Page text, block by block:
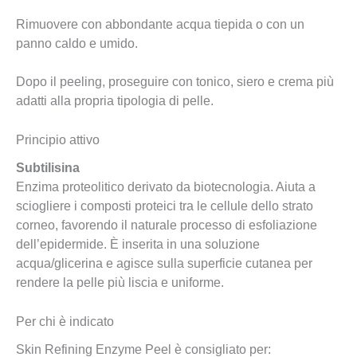
Rimuovere con abbondante acqua tiepida o con un
panno caldo e umido.
Dopo il peeling, proseguire con tonico, siero e crema più
adatti alla propria tipologia di pelle.
Principio attivo
Subtilisina
Enzima proteolitico derivato da biotecnologia. Aiuta a
sciogliere i composti proteici tra le cellule dello strato
corneo, favorendo il naturale processo di esfoliazione
dell’epidermide. È inserita in una soluzione
acqua/glicerina e agisce sulla superficie cutanea per
rendere la pelle più liscia e uniforme.
Per chi è indicato
Skin Refining Enzyme Peel è consigliato per: